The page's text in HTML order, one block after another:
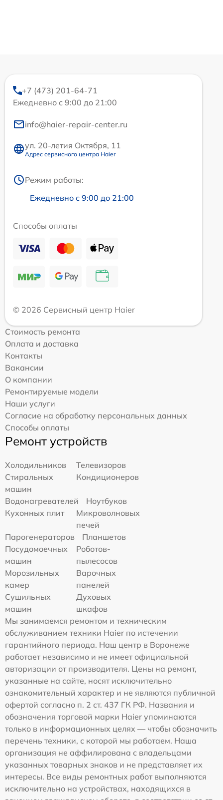
+7 (473) 201-64-71
Ежедневно с 9:00 до 21:00
info@haier-repair-center.ru
ул. 20-летия Октября, 11
Адрес сервисного центра Haier
Режим работы:
Ежедневно с 9:00 до 21:00
Способы оплаты
© 2026 Сервисный центр Haier
Стоимость ремонта
Оплата и доставка
Контакты
Вакансии
О компании
Ремонтируемые модели
Наши услуги
Согласие на обработку персональных данных
Способы оплаты
Ремонт устройств
Холодильников
Телевизоров
Стиральных
машин
Кондиционеров
Водонагревателей
Ноутбуков
Кухонных плит
Микроволновых
печей
Парогенераторов
Планшетов
Посудомоечных
машин
Роботов-
пылесосов
Морозильных
камер
Варочных
панелей
Сушильных
машин
Духовых
шкафов
Мы занимаемся ремонтом и техническим
обслуживанием техники Haier по истечении
гарантийного периода. Наш центр в Воронеже
работает независимо и не имеет официальной
авторизации от производителя. Цены на ремонт,
указанные на сайте, носят исключительно
ознакомительный характер и не являются публичной
офертой согласно п. 2 ст. 437 ГК РФ. Названия и
обозначения торговой марки Haier упоминаются
только в информационных целях — чтобы обозначить
перечень техники, с которой мы работаем. Наша
организация не аффилирована с владельцами
указанных товарных знаков и не представляет их
интересы. Все виды ремонтных работ выполняются
исключительно на устройствах, находящихся в